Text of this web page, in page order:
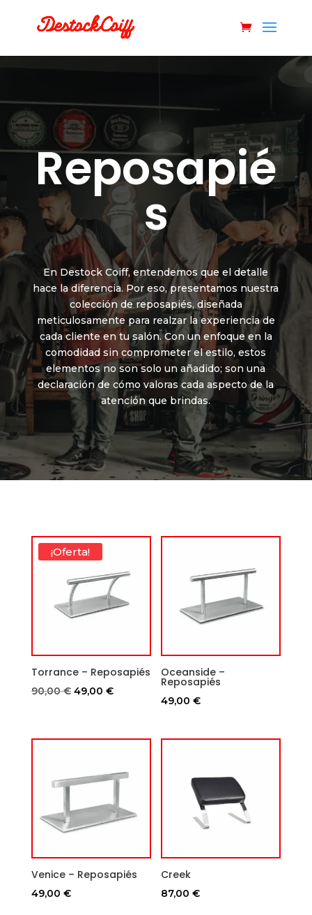
Reposapié
s
En Destock Coiff, entendemos que el detalle
hace la diferencia. Por eso, presentamos nuestra
colección de reposapiés, diseñada
meticulosamente para realzar la experiencia de
cada cliente en tu salón. Con un enfoque en la
comodidad sin comprometer el estilo, estos
elementos no son solo un añadido; son una
declaración de cómo valoras cada aspecto de la
atención que brindas.
¡Oferta!
Torrance – Reposapiés
90,00€ El
49,00 €El
Oceanside –
Reposapiés
49,00€
Venice – Reposapiés
49,00 €
Creek
87,00€